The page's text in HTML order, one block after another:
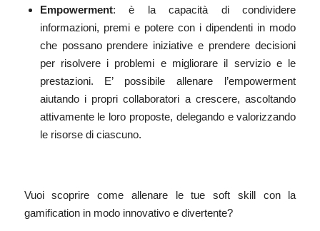
Empowerment: è la capacità di condividere
informazioni, premi e potere con i dipendenti in modo
che possano prendere iniziative e prendere decisioni
per risolvere i problemi e migliorare il servizio e le
prestazioni. E’ possibile allenare l’empowerment
aiutando i propri collaboratori a crescere, ascoltando
attivamente le loro proposte, delegando e valorizzando
le risorse di ciascuno.
Vuoi scoprire come allenare le tue soft skill con la
gamification in modo innovativo e divertente?